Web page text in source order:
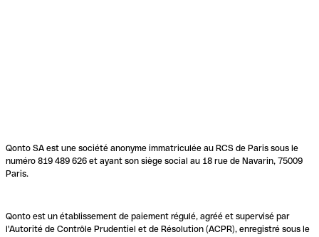
Qonto SA est une société anonyme immatriculée au RCS de Paris sous le
numéro 819 489 626 et ayant son siège social au 18 rue de Navarin, 75009
Paris.
Qonto est un établissement de paiement régulé, agréé et supervisé par
l'Autorité de Contrôle Prudentiel et de Résolution (ACPR), enregistré sous le